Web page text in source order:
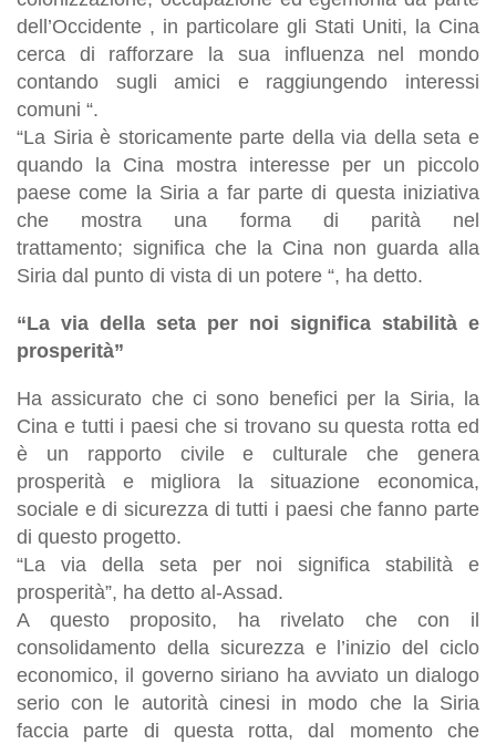
dell’Occidente , in particolare gli Stati Uniti, la Cina
cerca di rafforzare la sua influenza nel mondo
contando sugli amici e raggiungendo interessi
comuni “.
“La Siria è storicamente parte della via della seta e
quando la Cina mostra interesse per un piccolo
paese come la Siria a far parte di questa iniziativa
che mostra una forma di parità nel
trattamento; significa che la Cina non guarda alla
Siria dal punto di vista di un potere “, ha detto.
“La via della seta per noi significa stabilità e
prosperità”
Ha assicurato che ci sono benefici per la Siria, la
Cina e tutti i paesi che si trovano su questa rotta ed
è un rapporto civile e culturale che genera
prosperità e migliora la situazione economica,
sociale e di sicurezza di tutti i paesi che fanno parte
di questo progetto.
“La via della seta per noi significa stabilità e
prosperità”, ha detto al-Assad.
A questo proposito, ha rivelato che con il
consolidamento della sicurezza e l’inizio del ciclo
economico, il governo siriano ha avviato un dialogo
serio con le autorità cinesi in modo che la Siria
faccia parte di questa rotta, dal momento che